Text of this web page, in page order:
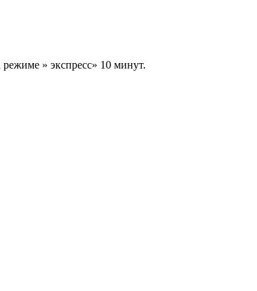
» экспресс» 10 минут.